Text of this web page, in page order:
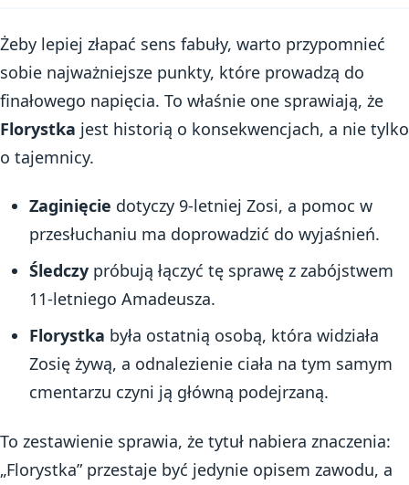
Żeby lepiej złapać sens fabuły, warto przypomnieć
sobie najważniejsze punkty, które prowadzą do
finałowego napięcia. To właśnie one sprawiają, że
Florystka jest historią o konsekwencjach, a nie tylko
o tajemnicy.
Zaginięcie dotyczy 9-letniej Zosi, a pomoc w
przesłuchaniu ma doprowadzić do wyjaśnień.
Śledczypróbują łączyć tę sprawę z zabójstwem
11-letniego Amadeusza.
Florystka była ostatnią osobą, która widziała
Zosię żywą, a odnalezienie ciała na tym samym
cmentarzu czyni ją główną podejrzaną.
To zestawienie sprawia, że tytuł nabiera znaczenia:
„Florystka” przestaje być jedynie opisem zawodu, a